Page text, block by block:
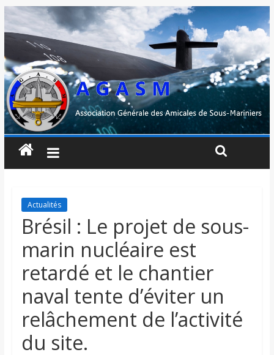
Actualités
Brésil : Le projet de sous-
marin nucléaire est
retardé et le chantier
naval tente d’éviter un
relâchement de l’activité
du site.